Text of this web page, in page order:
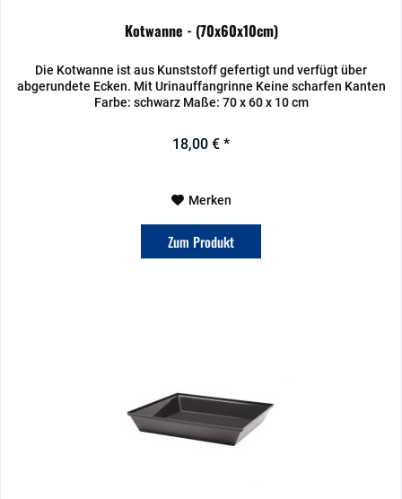
Kotwanne - (70x60x10cm)
Die Kotwanne ist aus Kunststoff gefertigt und verfügt über
abgerundete Ecken. Mit Urinauffangrinne Keine scharfen Kanten
Farbe: schwarz Maße: 70 x 60 x 10 cm
18,00 € *
Merken
Zum Produkt